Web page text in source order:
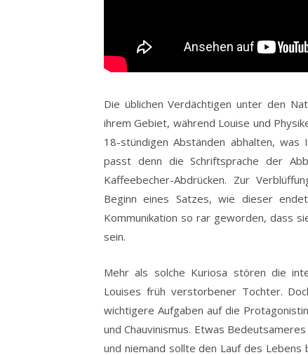
Die üblichen Verdächtigen unter den
ihrem Gebiet, während Louise und
18-stündigen Abständen abhalten, was
passt denn die Schriftsprache der
Kaffeebecher-Abdrücken. Zur
Beginn eines Satzes, wie dieser
Kommunikation so rar geworden, dass
sein.
Mehr als solche Kuriosa stören die
Louises früh verstorbener Tochter.
wichtigere Aufgaben auf die
und Chauvinismus. Etwas
und niemand sollte den Lauf des